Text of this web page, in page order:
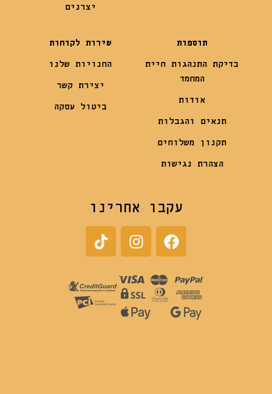
יצרנים
תוספות
בדיקת התנהגות חיית
המחמד
אודות
תנאים והגבלות
תקנון משלוחים
הצהרת נגישות
שירות לקוחות
החנויות שלנו
יצירת קשר
ביטול עסקה
עקבו אחרינו